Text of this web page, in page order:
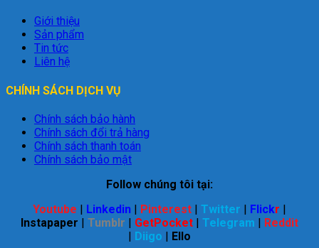
Giới thiệu
Sản phẩm
Tin tức
Liên hệ
CHÍNH SÁCH DỊCH VỤ
Chính sách bảo hành
Chính sách đổi trả hàng
Chính sách thanh toán
Chính sách bảo mật
Follow chúng tôi tại:
Youtube | Linkedin | Pinterest | Twitter | Flickr |
Instapaper | Tumblr | GetPocket | Telegram | Reddit
| Diigo | Ello